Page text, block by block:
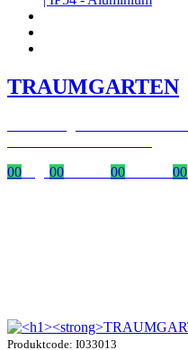
TRAUMGARTEN
00
00 00 00
Produktcode: I033013